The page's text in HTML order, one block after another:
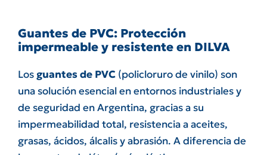
Guantes de PVC: Protección
impermeable y resistente en DILVA
Los guantes de PVC(policloruro de vinilo) son
una solución esencial en entornos industriales y
de seguridad en Argentina, gracias a su
impermeabilidad total, resistencia a aceites,
grasas, ácidos, álcalis y abrasión. A diferencia de